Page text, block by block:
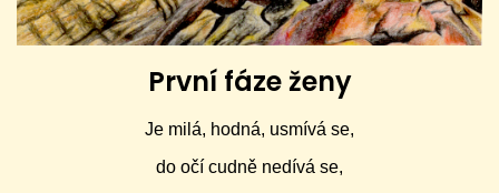
První fáze ženy
Je milá, hodná, usmívá se,
do očí cudně nedívá se,